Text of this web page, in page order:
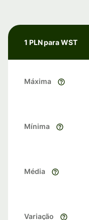
1 PLN para WST
Máxima
Mínima
Média
Variação